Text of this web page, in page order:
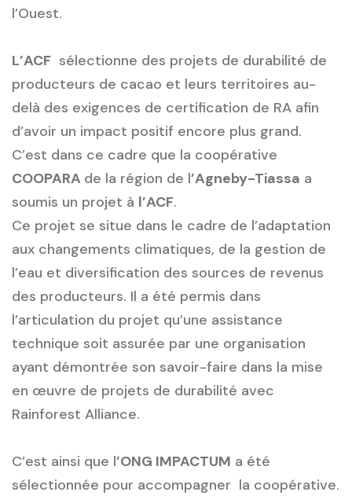
l’Ouest.
L’ACF sélectionne des projets de durabilité de
producteurs de cacao et leurs territoires au-
delà des exigences de certification de RA afin
d’avoir un impact positif encore plus grand.
C’est dans ce cadre que la coopérative
COOPARA de la région de l’Agneby-Tiassa a
soumis un projet à l’ACF.
Ce projet se situe dans le cadre de l’adaptation
aux changements climatiques, de la gestion de
l’eau et diversification des sources de revenus
des producteurs. Il a été permis dans
l’articulation du projet qu’une assistance
technique soit assurée par une organisation
ayant démontrée son savoir-faire dans la mise
en œuvre de projets de durabilité avec
Rainforest Alliance.
C’est ainsi que l’ONG IMPACTUM a été
sélectionnée pour accompagner la coopérative.